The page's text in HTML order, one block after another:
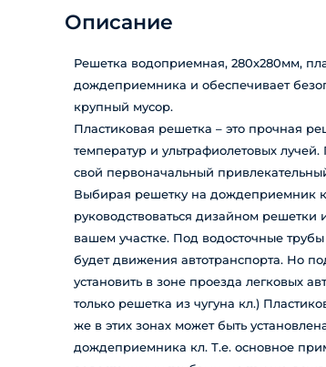
Описание
Решетка водоприемная, 280х280мм,
дождеприемника и обеспечивает
крупный мусор.
Пластиковая решетка – это прочная
температур и ультрафиолетовых
свой первоначальный
Выбирая решетку на дождеприемник
руководствоваться дизайном решетки
вашем участке. Под водосточные
будет движения автотранспорта. Но
установить в зоне проезда легковых
только решетка из чугуна кл.)
же в этих зонах может быть
дождеприемника кл. Т.е. основное